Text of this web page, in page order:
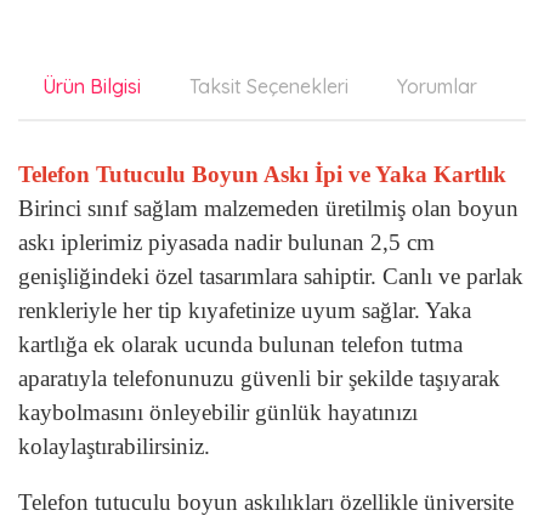
Ürün Bilgisi Taksit Seçenekleri Yorumlar
Telefon Tutuculu Boyun Askı İpi ve Yaka Kartlık
Birinci sınıf sağlam malzemeden üretilmiş olan boyun
askı iplerimiz piyasada nadir bulunan 2,5 cm
genişliğindeki özel tasarımlara sahiptir. Canlı ve parlak
renkleriyle her tip kıyafetinize uyum sağlar. Yaka
kartlığa ek olarak ucunda bulunan telefon tutma
aparatıyla telefonunuzu güvenli bir şekilde taşıyarak
kaybolmasını önleyebilir günlük hayatınızı
kolaylaştırabilirsiniz.
Telefon tutuculu boyun askılıkları özellikle üniversite